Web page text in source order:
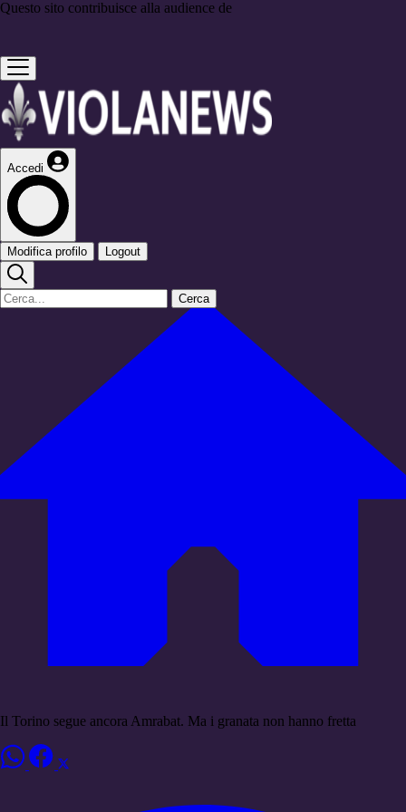
Questo sito contribuisce alla audience de
Accedi
Modifica profilo Logout
Cerca
Il Torino segue ancora Amrabat. Ma i granata non hanno fretta